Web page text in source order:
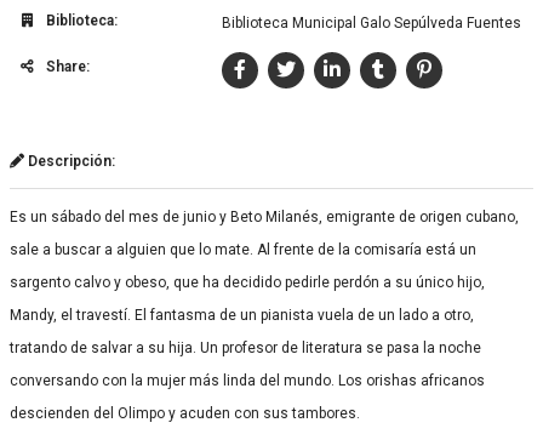
Biblioteca: Biblioteca Municipal Galo Sepúlveda Fuentes
Share:
Descripción:
Es un sábado del mes de junio y Beto Milanés, emigrante de origen cubano,
sale a buscar a alguien que lo mate. Al frente de la comisaría está un
sargento calvo y obeso, que ha decidido pedirle perdón a su único hijo,
Mandy, el travestí. El fantasma de un pianista vuela de un lado a otro,
tratando de salvar a su hija. Un profesor de literatura se pasa la noche
conversando con la mujer más linda del mundo. Los orishas africanos
descienden del Olimpo y acuden con sus tambores.